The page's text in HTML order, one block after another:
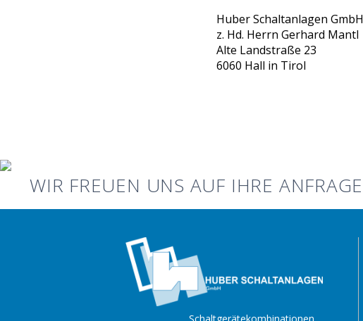
Huber Schaltanlagen GmbH
z. Hd. Herrn Gerhard Mantl
Alte Landstraße 23
6060 Hall in Tirol
WIR FREUEN UNS AUF IHRE ANFRAGE